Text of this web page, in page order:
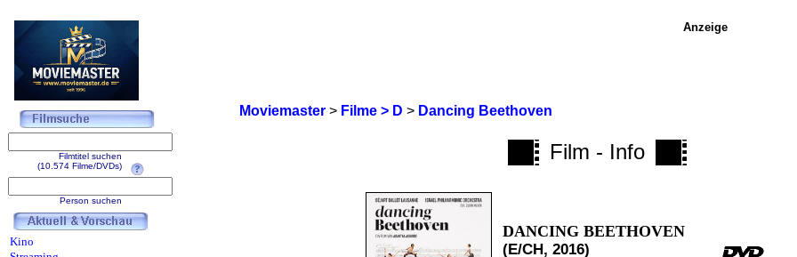
Moviemaster> Filme > D > Dancing Beethoven
Film - Info
DANCING BEETHOVEN
(E/CH, 2016)
Anzeige
Filmtitel suchen
(10.574 Filme/DVDs)
Person suchen
Kino